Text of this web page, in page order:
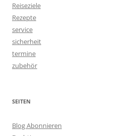
Reiseziele
Rezepte
service
sicherheit
termine
zubehör
SEITEN
Blog Abonnieren